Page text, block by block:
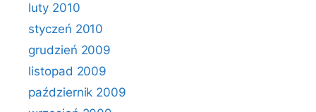
luty 2010
styczeń 2010
grudzień 2009
listopad 2009
październik 2009